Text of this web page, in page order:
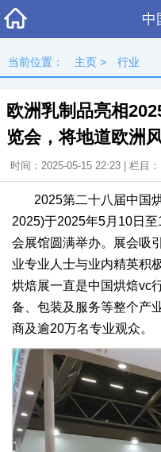
中
当前位置： 主页 > 行业
欧洲乳制品亮相
览会，将地道欧洲
时间：2025-05-15 22:23 | 栏目：
2025第二十八届中国
2025)于2025年5月10日
会展馆圆满举办。展会吸
业专业人士与业内精英积
烘焙展一直是中国烘焙vc
备、包装及服务等整个产
商及逾20万名专业观众。